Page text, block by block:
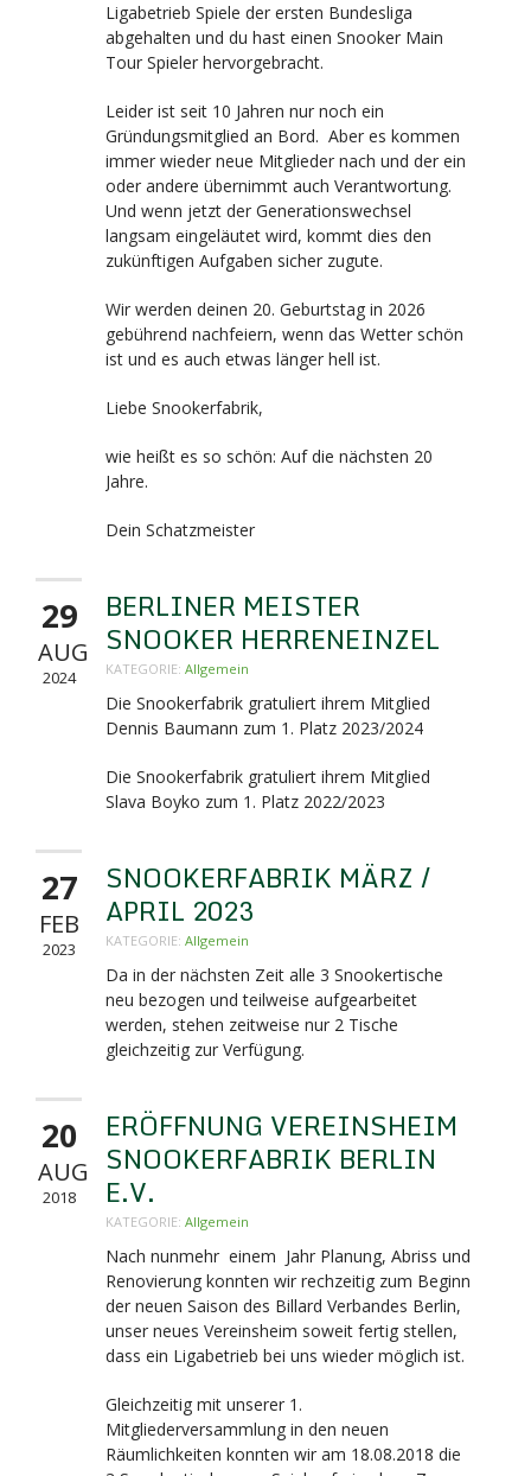
Ligabetrieb Spiele der ersten Bundesliga
abgehalten und du hast einen Snooker Main
Tour Spieler hervorgebracht.
Leider ist seit 10 Jahren nur noch ein
Gründungsmitglied an Bord. Aber es kommen
immer wieder neue Mitglieder nach und der ein
oder andere übernimmt auch Verantwortung.
Und wenn jetzt der Generationswechsel
langsam eingeläutet wird, kommt dies den
zukünftigen Aufgaben sicher zugute.
Wir werden deinen 20. Geburtstag in 2026
gebührend nachfeiern, wenn das Wetter schön
ist und es auch etwas länger hell ist.
Liebe Snookerfabrik,
wie heißt es so schön: Auf die nächsten 20
Jahre.
Dein Schatzmeister
29
AUG
2024
BERLINER MEISTER
SNOOKER HERRENEINZEL
KATEGORIE: Allgemein
Die Snookerfabrik gratuliert ihrem Mitglied
Dennis Baumann zum 1. Platz 2023/2024
Die Snookerfabrik gratuliert ihrem Mitglied
Slava Boyko zum 1. Platz 2022/2023
27
FEB
2023
SNOOKERFABRIK MÄRZ /
APRIL 2023
KATEGORIE: Allgemein
Da in der nächsten Zeit alle 3 Snookertische
neu bezogen und teilweise aufgearbeitet
werden, stehen zeitweise nur 2 Tische
gleichzeitig zur Verfügung.
20
AUG
2018
ERÖFFNUNG VEREINSHEIM
SNOOKERFABRIK BERLIN
E.V.
KATEGORIE: Allgemein
Nach nunmehr einem Jahr Planung, Abriss und
Renovierung konnten wir rechzeitig zum Beginn
der neuen Saison des Billard Verbandes Berlin,
unser neues Vereinsheim soweit fertig stellen,
dass ein Ligabetrieb bei uns wieder möglich ist.
Gleichzeitig mit unserer 1.
Mitgliederversammlung in den neuen
Räumlichkeiten konnten wir am 18.08.2018 die